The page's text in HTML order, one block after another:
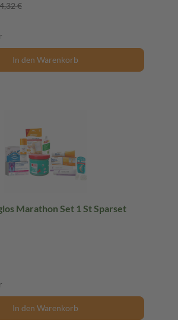
€
In den Warenkorb
Marathon Set 1 St Sparset
In den Warenkorb